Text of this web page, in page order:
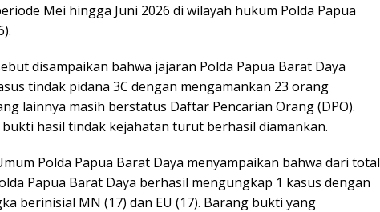
Mei hingga Juni 2026 di wilayah hukum Polda Papua
disampaikan bahwa jajaran Polda Papua Barat Daya
tindak pidana 3C dengan mengamankan 23 orang
lainnya masih berstatus Daftar Pencarian Orang (DPO).
hasil tindak kejahatan turut berhasil diamankan.
Polda Papua Barat Daya menyampaikan bahwa dari total
Papua Barat Daya berhasil mengungkap 1 kasus dengan
berinisial MN (17) dan EU (17). Barang bukti yang